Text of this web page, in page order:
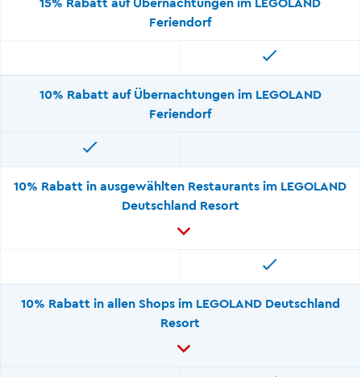
Feriendorf
10% Rabatt auf Übernachtungen im LEGOLAND
Feriendorf
10% Rabatt in ausgewählten Restaurants im LEGOLAND
Deutschland Resort
10% Rabatt in allen Shops im LEGOLAND Deutschland
Resort